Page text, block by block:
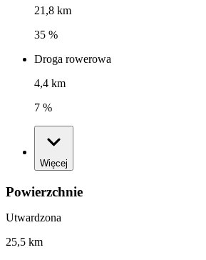
21,8 km
35 %
Droga rowerowa
4,4 km
7 %
Więcej
Powierzchnie
Utwardzona
25,5 km